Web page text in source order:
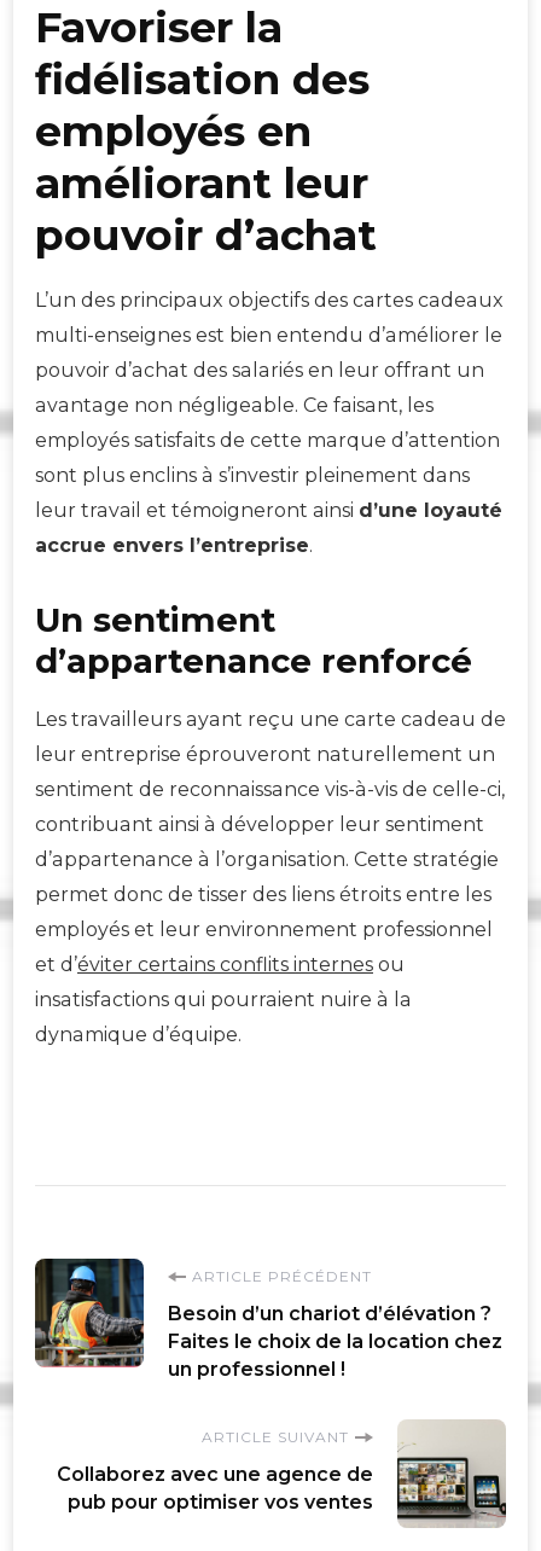
Favoriser la
fidélisation des
employés en
améliorant leur
pouvoir d’achat
L’un des principaux objectifs des cartes cadeaux
multi-enseignes est bien entendu d’améliorer le
pouvoir d’achat des salariés en leur offrant un
avantage non négligeable. Ce faisant, les
employés satisfaits de cette marque d’attention
sont plus enclins à s’investir pleinement dans
leur travail et témoigneront ainsi d’une loyauté
accrue envers l’entreprise.
Un sentiment
d’appartenance renforcé
Les travailleurs ayant reçu une carte cadeau de
leur entreprise éprouveront naturellement un
sentiment de reconnaissance vis-à-vis de celle-ci,
contribuant ainsi à développer leur sentiment
d’appartenance à l’organisation. Cette stratégie
permet donc de tisser des liens étroits entre les
employés et leur environnement professionnel
et d’éviter certains conflits internes ou
insatisfactions qui pourraient nuire à la
dynamique d’équipe.
Navigation
d'article
ARTICLE PRÉCÉDENT
Besoin d’un chariot d’élévation ?
Faites le choix de la location chez
un professionnel !
ARTICLE SUIVANT
Collaborez avec une agence de
pub pour optimiser vos ventes